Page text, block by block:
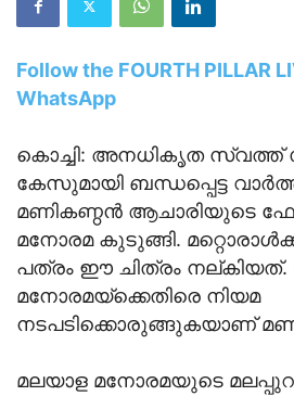
Follow the FOURTH PILLAR
WhatsApp
കൊച്ചി: അനധികൃത സ്വത്ത്
കേസുമായി ബന്ധപ്പെട്ട
മണികണ്ഠൻ ആചാരിയുടെ
മനോരമ കുടുങ്ങി.
പത്രം ഈ ചിത്രം നല്കിയത്.
മനോരമയ്‌ക്കെതിരെ നിയമ
നടപടിക്കൊരുങ്ങുകയാണ്
മലയാള മനോരമയുടെ